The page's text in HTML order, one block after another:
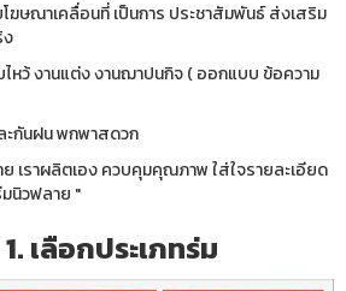
ฆษณาเคลื่อนที่ เป็นการ ประชาสัมพันธ์ ส่งเสริม
ง
ไหว้ งานแต่ง งานฌาปนกิจ ( ออกแบบ ข้อความ
ะกันฝน พกพาสดวก
เราผลิตเอง ควบคุมคุณภาพ ใส่ใจรายละเอียด
นิวฟลาย "
เลือกประเภทร่ม